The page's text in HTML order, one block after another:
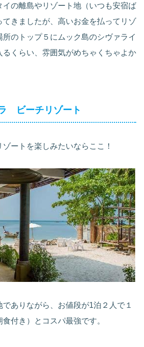
イの離島やリゾート地（いつも安宿ば
てきましたが、高いお金を払ってリゾ
のトップ５にムック島のシヴァライ
るくらい、雰囲気がめちゃくちゃよか
ビーチリゾート
ートを楽しみたいならここ！
ありながら、お値段が1泊２人で１
付き）とコスパ最強です。